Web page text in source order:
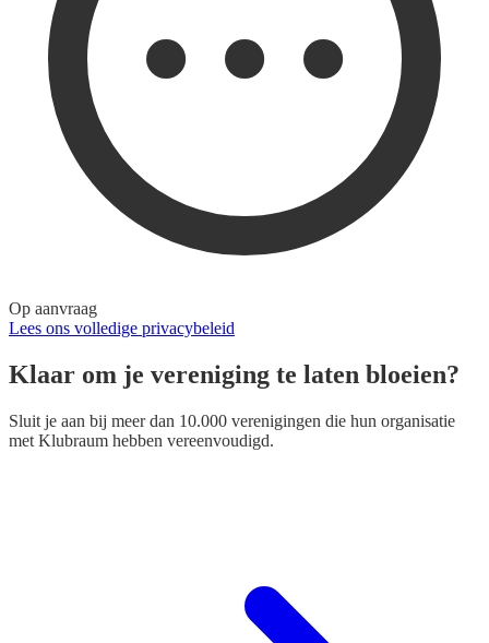
Op aanvraag
Lees ons volledige privacybeleid
Klaar om je vereniging te laten bloeien?
Sluit je aan bij meer dan 10.000 verenigingen die hun organisatie
met Klubraum hebben vereenvoudigd.